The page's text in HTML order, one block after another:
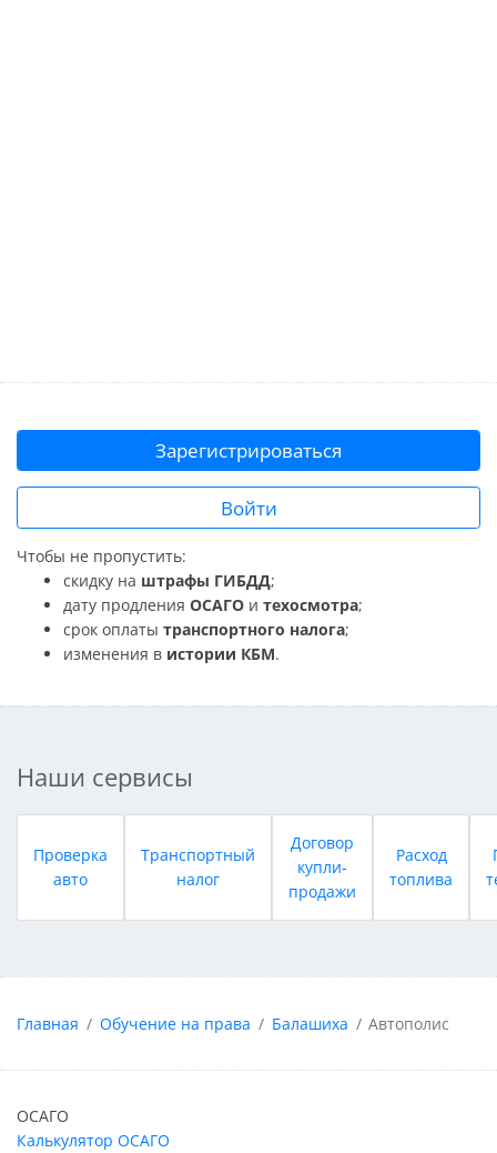
Зарегистрироваться
Войти
Чтобы не пропустить:
скидку на штрафы ГИБДД;
дату продления ОСАГО и техосмотра;
срок оплаты транспортного налога;
изменения в истории КБМ.
Наши сервисы
Проверка
авто
Транспортный
налог
Договор
купли-
продажи
Расход
топлива
Главная Обучение на права Балашиха Автополис
ОСАГО
Калькулятор ОСАГО